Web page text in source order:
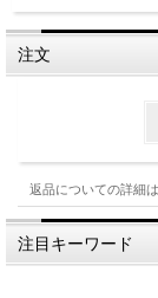
注文
返品についての詳細
注目キーワード